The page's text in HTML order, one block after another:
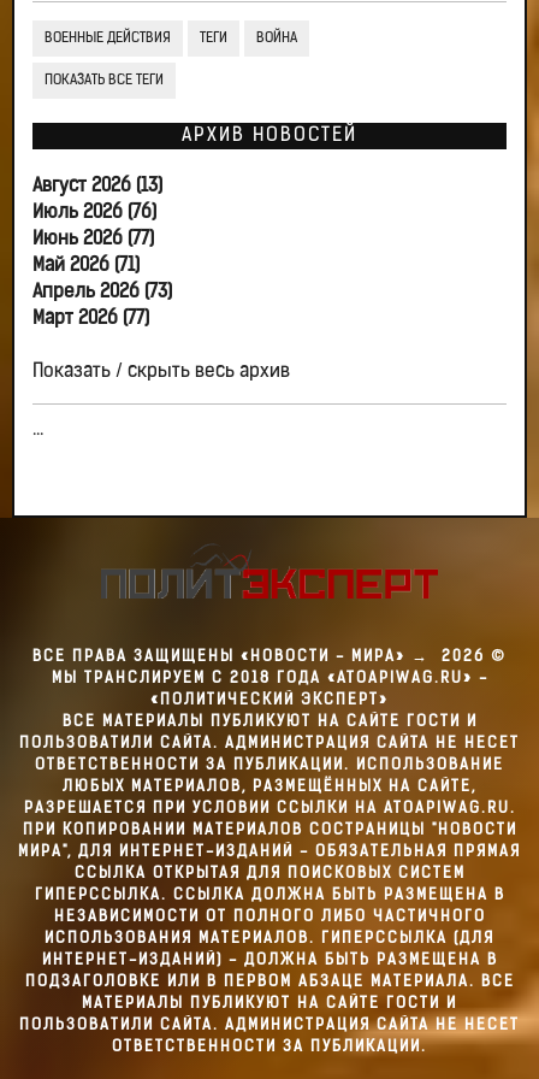
ВОЕННЫЕ ДЕЙСТВИЯ ТЕГИ ВОЙНА
ПОКАЗАТЬ ВСЕ ТЕГИ
АРХИВ НОВОСТЕЙ
Август 2026 (13)
Июль 2026 (76)
Июнь 2026 (77)
Май 2026 (71)
Апрель 2026 (73)
Март 2026 (77)
Показать / скрыть весь архив
...
ВСЕ ПРАВА ЗАЩИЩЕНЫ «НОВОСТИ - МИРА» → 2026 ©
МЫ ТРАНСЛИРУЕМ С 2018 ГОДА «ATOAPIWAG.RU» -
«ПОЛИТИЧЕСКИЙ ЭКСПЕРТ»
ВСЕ МАТЕРИАЛЫ ПУБЛИКУЮТ НА САЙТЕ ГОСТИ И
ПОЛЬЗОВАТИЛИ САЙТА. АДМИНИСТРАЦИЯ САЙТА НЕ НЕСЕТ
ОТВЕТСТВЕННОСТИ ЗА ПУБЛИКАЦИИ. ИСПОЛЬЗОВАНИЕ
ЛЮБЫХ МАТЕРИАЛОВ, РАЗМЕЩЁННЫХ НА САЙТЕ,
РАЗРЕШАЕТСЯ ПРИ УСЛОВИИ ССЫЛКИ НА ATOAPIWAG.RU.
ПРИ КОПИРОВАНИИ МАТЕРИАЛОВ СОСТРАНИЦЫ "НОВОСТИ
МИРА", ДЛЯ ИНТЕРНЕТ-ИЗДАНИЙ - ОБЯЗАТЕЛЬНАЯ ПРЯМАЯ
ССЫЛКА ОТКРЫТАЯ ДЛЯ ПОИСКОВЫХ СИСТЕМ
ГИПЕРССЫЛКА. ССЫЛКА ДОЛЖНА БЫТЬ РАЗМЕЩЕНА В
НЕЗАВИСИМОСТИ ОТ ПОЛНОГО ЛИБО ЧАСТИЧНОГО
ИСПОЛЬЗОВАНИЯ МАТЕРИАЛОВ. ГИПЕРССЫЛКА (ДЛЯ
ИНТЕРНЕТ-ИЗДАНИЙ) - ДОЛЖНА БЫТЬ РАЗМЕЩЕНА В
ПОДЗАГОЛОВКЕ ИЛИ В ПЕРВОМ АБЗАЦЕ МАТЕРИАЛА. ВСЕ
МАТЕРИАЛЫ ПУБЛИКУЮТ НА САЙТЕ ГОСТИ И
ПОЛЬЗОВАТИЛИ САЙТА. АДМИНИСТРАЦИЯ САЙТА НЕ НЕСЕТ
ОТВЕТСТВЕННОСТИ ЗА ПУБЛИКАЦИИ.